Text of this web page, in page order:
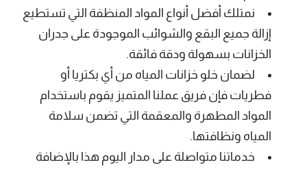
نمتلك أفضل أنواع المواد المنظفة التي تستطيع
إزالة جميع البقع والشوائب الموجودة على جدران
الخزانات بسهولة ودقة فائقة.
لضمان خلو خزانات المياه من أي بكتريا أو
فطريات فإن فريق عملنا المتميز يقوم باستخدام
المواد المطهرة والمعقمة التي تضمن سلامة
المياه ونظافتها.
خدماتنا متواصلة على مدار اليوم هذا بالإضافة